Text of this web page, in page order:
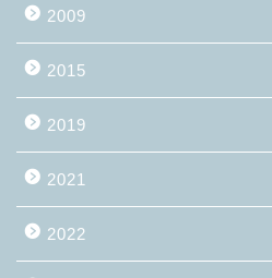
2009
2015
2019
2021
2022